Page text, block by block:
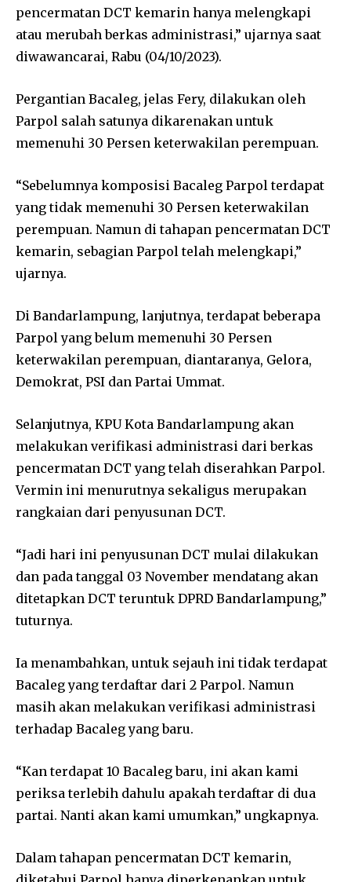
pencermatan DCT kemarin hanya melengkapi
atau merubah berkas administrasi,” ujarnya saat
diwawancarai, Rabu (04/10/2023).
Pergantian Bacaleg, jelas Fery, dilakukan oleh
Parpol salah satunya dikarenakan untuk
memenuhi 30 Persen keterwakilan perempuan.
“Sebelumnya komposisi Bacaleg Parpol terdapat
yang tidak memenuhi 30 Persen keterwakilan
perempuan. Namun di tahapan pencermatan DCT
kemarin, sebagian Parpol telah melengkapi,”
ujarnya.
Di Bandarlampung, lanjutnya, terdapat beberapa
Parpol yang belum memenuhi 30 Persen
keterwakilan perempuan, diantaranya, Gelora,
Demokrat, PSI dan Partai Ummat.
Selanjutnya, KPU Kota Bandarlampung akan
melakukan verifikasi administrasi dari berkas
pencermatan DCT yang telah diserahkan Parpol.
Vermin ini menurutnya sekaligus merupakan
rangkaian dari penyusunan DCT.
“Jadi hari ini penyusunan DCT mulai dilakukan
dan pada tanggal 03 November mendatang akan
ditetapkan DCT teruntuk DPRD Bandarlampung,”
tuturnya.
Ia menambahkan, untuk sejauh ini tidak terdapat
Bacaleg yang terdaftar dari 2 Parpol. Namun
masih akan melakukan verifikasi administrasi
terhadap Bacaleg yang baru.
“Kan terdapat 10 Bacaleg baru, ini akan kami
periksa terlebih dahulu apakah terdaftar di dua
partai. Nanti akan kami umumkan,” ungkapnya.
Dalam tahapan pencermatan DCT kemarin,